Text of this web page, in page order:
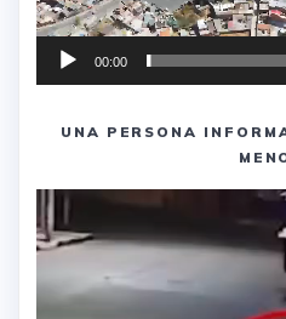
00:00
UNA PERSONA